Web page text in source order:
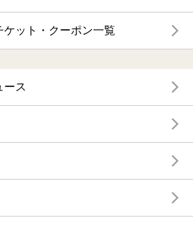
ット・クーポン一覧
ース